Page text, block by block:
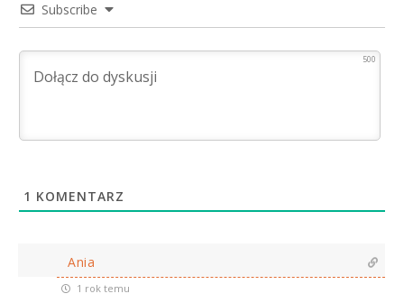
Subscribe
500
1 KOMENTARZ
Ania
1 rok temu